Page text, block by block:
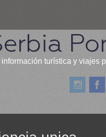
turística y viajes